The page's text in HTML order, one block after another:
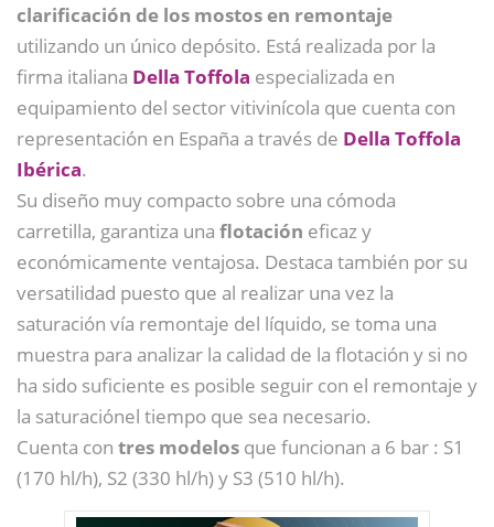
clarificación de los mostos en remontaje
utilizando un único depósito. Está realizada por la
firma italiana Della Toffola especializada en
equipamiento del sector vitivinícola que cuenta con
representación en España a través de Della Toffola
Ibérica.
Su diseño muy compacto sobre una cómoda
carretilla, garantiza una flotación eficaz y
económicamente ventajosa. Destaca también por su
versatilidad puesto que al realizar una vez la
saturación vía remontaje del líquido, se toma una
muestra para analizar la calidad de la flotación y si no
ha sido suficiente es posible seguir con el remontaje y
la saturaciónel tiempo que sea necesario.
Cuenta con tres modelos que funcionan a 6 bar : S1
(170 hl/h), S2 (330 hl/h) y S3 (510 hl/h).